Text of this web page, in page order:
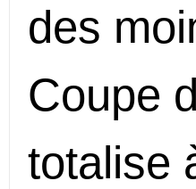
des
Coupe
totalise